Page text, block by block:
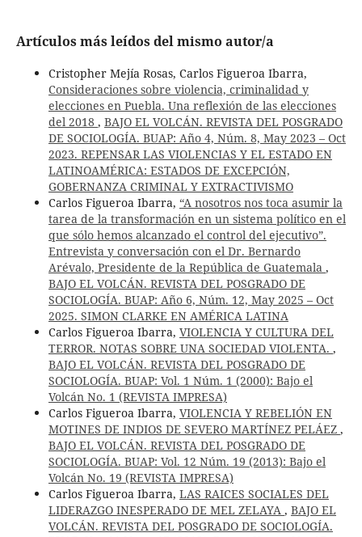
Artículos más leídos del mismo autor/a
Cristopher Mejía Rosas, Carlos Figueroa Ibarra,
Consideraciones sobre violencia, criminalidad y
elecciones en Puebla. Una reflexión de las elecciones
del 2018 , BAJO EL VOLCÁN. REVISTA DEL POSGRADO
DE SOCIOLOGÍA. BUAP: Año 4, Núm. 8, May 2023 – Oct
2023. REPENSAR LAS VIOLENCIAS Y EL ESTADO EN
LATINOAMÉRICA: ESTADOS DE EXCEPCIÓN,
GOBERNANZA CRIMINAL Y EXTRACTIVISMO
Carlos Figueroa Ibarra, “A nosotros nos toca asumir la
tarea de la transformación en un sistema político en el
que sólo hemos alcanzado el control del ejecutivo”.
Entrevista y conversación con el Dr. Bernardo
Arévalo, Presidente de la República de Guatemala ,
BAJO EL VOLCÁN. REVISTA DEL POSGRADO DE
SOCIOLOGÍA. BUAP: Año 6, Núm. 12, May 2025 – Oct
2025. SIMON CLARKE EN AMÉRICA LATINA
Carlos Figueroa Ibarra, VIOLENCIA Y CULTURA DEL
TERROR. NOTAS SOBRE UNA SOCIEDAD VIOLENTA. ,
BAJO EL VOLCÁN. REVISTA DEL POSGRADO DE
SOCIOLOGÍA. BUAP: Vol. 1 Núm. 1 (2000): Bajo el
Volcán No. 1 (REVISTA IMPRESA)
Carlos Figueroa Ibarra, VIOLENCIA Y REBELIÓN EN
MOTINES DE INDIOS DE SEVERO MARTÍNEZ PELÁEZ ,
BAJO EL VOLCÁN. REVISTA DEL POSGRADO DE
SOCIOLOGÍA. BUAP: Vol. 12 Núm. 19 (2013): Bajo el
Volcán No. 19 (REVISTA IMPRESA)
Carlos Figueroa Ibarra, LAS RAICES SOCIALES DEL
LIDERAZGO INESPERADO DE MEL ZELAYA , BAJO EL
VOLCÁN. REVISTA DEL POSGRADO DE SOCIOLOGÍA.